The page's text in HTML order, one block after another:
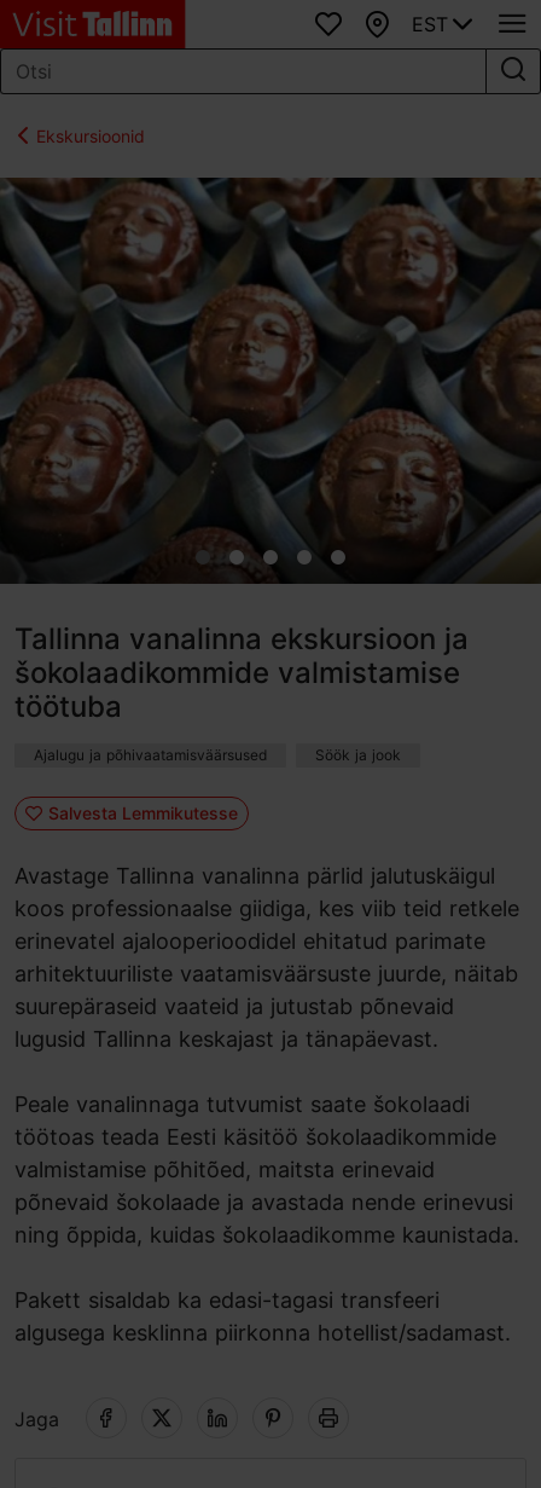
Lemmikud
Kaart
EST
Ekskursioonid
Tallinna vanalinna ekskursioon ja
šokolaadikommide valmistamise
töötuba
Ajalugu ja põhivaatamisväärsused Söök ja jook
Salvesta Lemmikutesse
Avastage Tallinna vanalinna pärlid jalutuskäigul
koos professionaalse giidiga, kes viib teid retkele
erinevatel ajalooperioodidel ehitatud parimate
arhitektuuriliste vaatamisväärsuste juurde, näitab
suurepäraseid vaateid ja jutustab põnevaid
lugusid Tallinna keskajast ja tänapäevast.
Peale vanalinnaga tutvumist saate šokolaadi
töötoas teada Eesti käsitöö šokolaadikommide
valmistamise põhitõed, maitsta erinevaid
põnevaid šokolaade ja avastada nende erinevusi
ning õppida, kuidas šokolaadikomme kaunistada.
Pakett sisaldab ka edasi-tagasi transfeeri
algusega kesklinna piirkonna hotellist/sadamast.
Jaga